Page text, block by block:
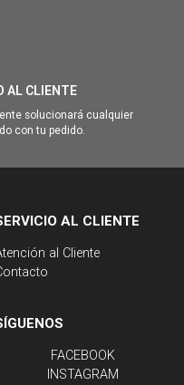
AL CLIENTE
solucionará cualquier
con tu pedido.
AL CLIENTE
al Cliente
FACEBOOK
INSTAGRAM